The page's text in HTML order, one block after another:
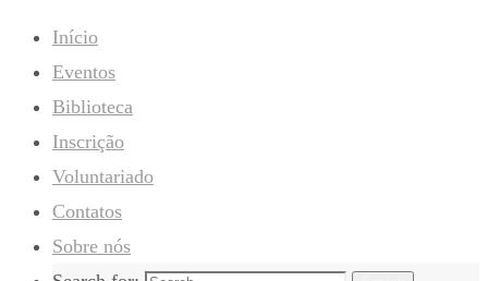
Início
Eventos
Biblioteca
Inscrição
Voluntariado
Contatos
Sobre nós